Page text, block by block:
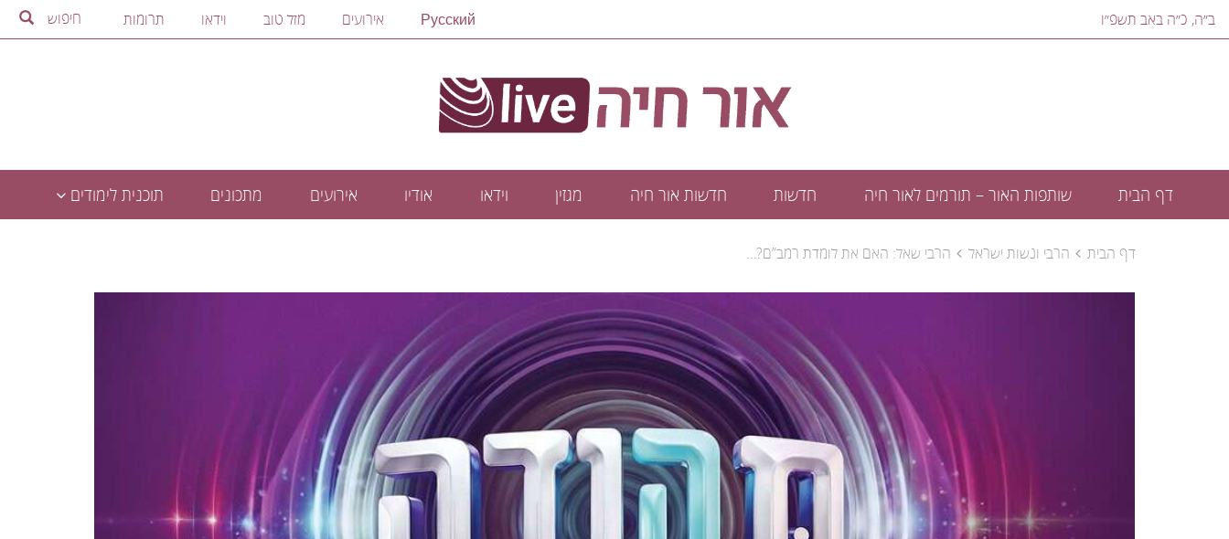
ב״ה, ‎כ״ה באב תשפ״ו‎ Русский אירועים מזל טוב וידאו תרומות חיפוש
דף הבית שותפות האור – תורמים לאור חיה חדשות חדשות אור חיה מגזין וידאו אודיו אירועים מתכונים תוכנית לימודים
דף הבית הרבי ונשות ישראל הרבי שאל: האם את לומדת רמב”ם?…